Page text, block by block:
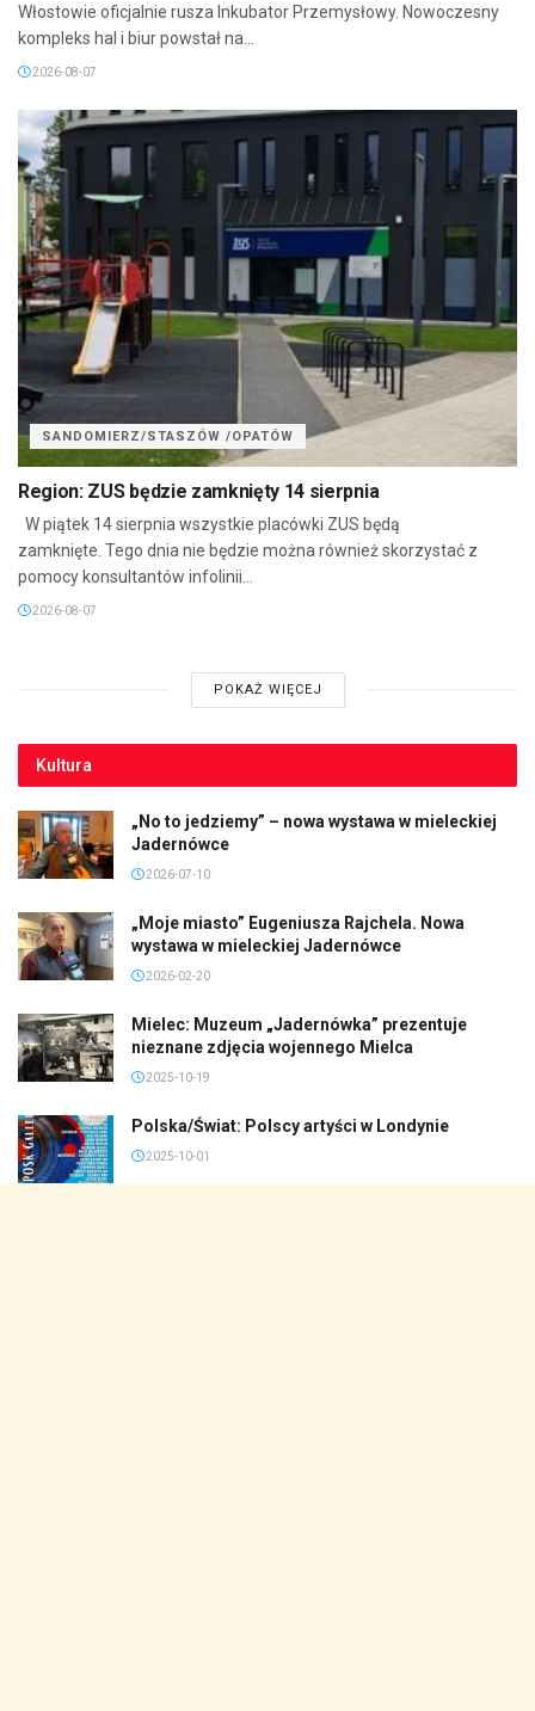
Włostowie oficjalnie rusza Inkubator Przemysłowy. Nowoczesny
kompleks hal i biur powstał na...
2026-08-07
SANDOMIERZ/STASZÓW /OPATÓW
Region: ZUS będzie zamknięty 14 sierpnia
W piątek 14 sierpnia wszystkie placówki ZUS będą
zamknięte. Tego dnia nie będzie można również skorzystać z
pomocy konsultantów infolinii...
2026-08-07
POKAŻ WIĘCEJ
Kultura
„No to jedziemy” – nowa wystawa w mieleckiej
Jadernówce
2026-07-10
„Moje miasto” Eugeniusza Rajchela. Nowa
wystawa w mieleckiej Jadernówce
2026-02-20
Mielec: Muzeum „Jadernówka” prezentuje
nieznane zdjęcia wojennego Mielca
2025-10-19
Polska/Świat: Polscy artyści w Londynie
2025-10-01